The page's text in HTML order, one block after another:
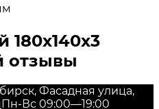
180х140х3
отзывы
Фасадная улица,
Пн-Вс 09:00—19:00